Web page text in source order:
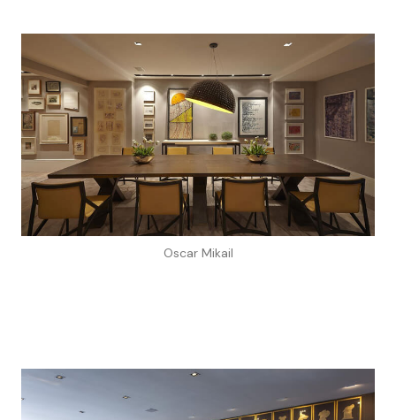
Oscar Mikail